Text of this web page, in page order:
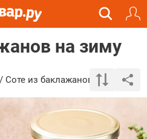
на зиму
/ Соте из баклажанов на зиму